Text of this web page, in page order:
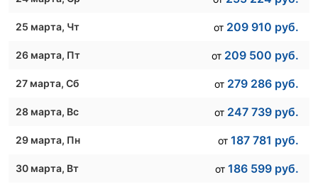
25 марта, Чт от 209 910 руб.
26 марта, Пт от 209 500 руб.
27 марта, Сб от 279 286 руб.
28 марта, Вс от 247 739 руб.
29 марта, Пн от 187 781 руб.
30 марта, Вт от 186 599 руб.